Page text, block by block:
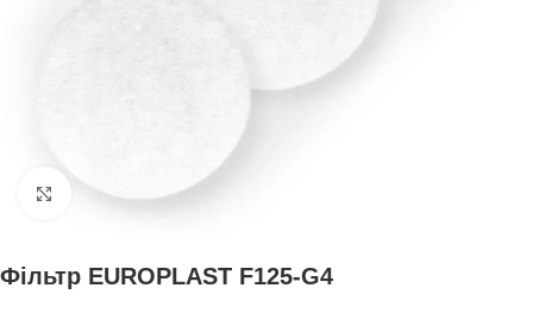
Натисніть, щоб збільшити
Фільтр EUROPLAST F125-G4